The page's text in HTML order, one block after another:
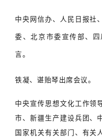
中央网信办、人民日报社
委、北京市委宣传部、
言。
铁凝、谌贻琴出席会议。
中央宣传思想文化工作领
市、新疆生产建设兵团、
国家机关有关部门、有关